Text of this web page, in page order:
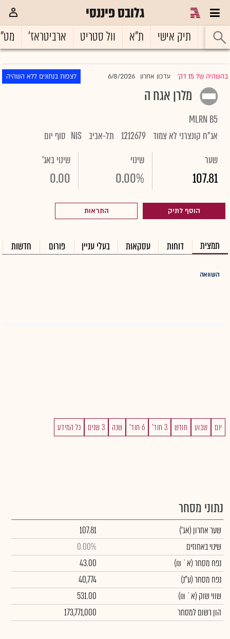
גלובס פיננסי
ראשי תיק אישי ת"א וול סטריט ארביטראז'
בהשהיה של 15 דק' |עדכון אחרון 6/8/2026 לצפות בנתונים ללא השהיה
מלרן אגח ה
MLRN B5
אג"ח קונצרני לא צמוד 1212679 תל-אביב NIS סוף יום
שער
107.81
שינוי
0.00%
שינוי באג'
0.00
הוסף לתיק התראות
תמצית דוחות עסקאות בעלי עניין פורום חדשות
השוואה
יום שבוע חודש 3 חוד' 6 חוד' שנה 3 שנים כל המידע
נתוני מסחר
שער אחרון (אג')
107.81
שינוי באחוזים
0.00%
נפח מסחר(א` ₪)
43.00
נפח מסחר(ע"נ)
40,774
שווי שוק (א` ₪)
531.00
הון רשום למסחר
173,771,000